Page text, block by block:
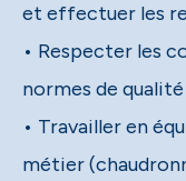
et effectuer les
• Respecter les
normes de qualité
• Travailler en
métier